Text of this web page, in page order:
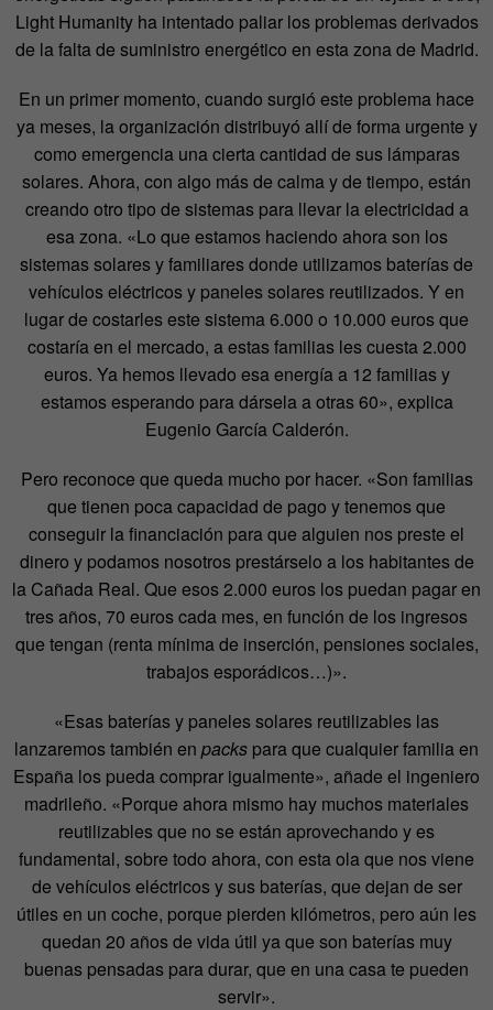
Light Humanity ha intentado paliar los problemas derivados
de la falta de suministro energético en esta zona de Madrid.
En un primer momento, cuando surgió este problema hace
ya meses, la organización distribuyó allí de forma urgente y
como emergencia una cierta cantidad de sus lámparas
solares. Ahora, con algo más de calma y de tiempo, están
creando otro tipo de sistemas para llevar la electricidad a
esa zona. «Lo que estamos haciendo ahora son los
sistemas solares y familiares donde utilizamos baterías de
vehículos eléctricos y paneles solares reutilizados. Y en
lugar de costarles este sistema 6.000 o 10.000 euros que
costaría en el mercado, a estas familias les cuesta 2.000
euros. Ya hemos llevado esa energía a 12 familias y
estamos esperando para dársela a otras 60», explica
Eugenio García Calderón.
Pero reconoce que queda mucho por hacer. «Son familias
que tienen poca capacidad de pago y tenemos que
conseguir la financiación para que alguien nos preste el
dinero y podamos nosotros prestárselo a los habitantes de
la Cañada Real. Que esos 2.000 euros los puedan pagar en
tres años, 70 euros cada mes, en función de los ingresos
que tengan (renta mínima de inserción, pensiones sociales,
trabajos esporádicos…)».
«Esas baterías y paneles solares reutilizables las
lanzaremos también en packs para que cualquier familia en
España los pueda comprar igualmente», añade el ingeniero
madrileño. «Porque ahora mismo hay muchos materiales
reutilizables que no se están aprovechando y es
fundamental, sobre todo ahora, con esta ola que nos viene
de vehículos eléctricos y sus baterías, que dejan de ser
útiles en un coche, porque pierden kilómetros, pero aún les
quedan 20 años de vida útil ya que son baterías muy
buenas pensadas para durar, que en una casa te pueden
servir».